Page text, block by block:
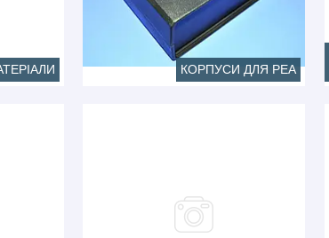
КОРПУСИ ДЛЯ РЕА